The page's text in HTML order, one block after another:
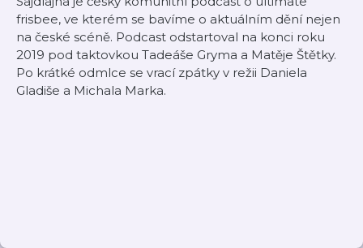
frisbee, ve kterém se bavíme o aktuálním dění nejen
na české scéně. Podcast odstartoval na konci roku
2019 pod taktovkou Tadeáše Gryma a Matěje Štětky.
Po krátké odmlce se vrací zpátky v režii Daniela
Gladiše a Michala Marka.